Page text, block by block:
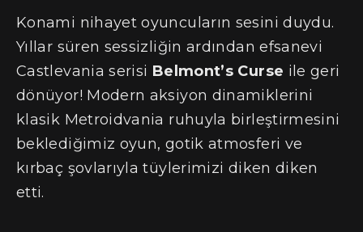
Konami nihayet oyuncuların sesini duydu.
Yıllar süren sessizliğin ardından efsanevi
Castlevania serisi Belmont’s Curse ile geri
dönüyor! Modern aksiyon dinamiklerini
klasik Metroidvania ruhuyla birleştirmesini
beklediğimiz oyun, gotik atmosferi ve
kırbaç şovlarıyla tüylerimizi diken diken
etti.